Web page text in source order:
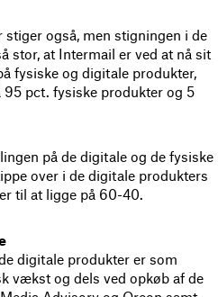
også, men stigningen i de
stor, at Intermail er ved at nå sit
fysiske og digitale produkter,
pct. fysiske produkter og 5
på de digitale og de fysiske
over i de digitale produkters
til at ligge på 60-40.
digitale produkter er som
vækst og dels ved opkøb af de